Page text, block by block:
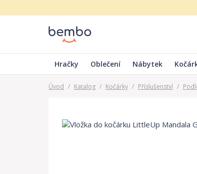
Hračky Oblečení Nábytek
Úvod / Katalog / Kočárky / Příslušenství /